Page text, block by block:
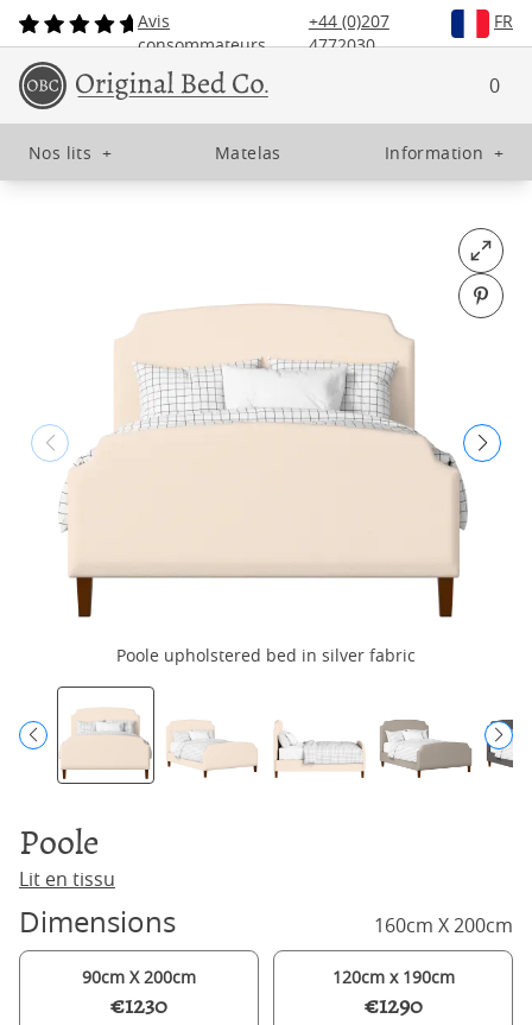
Avis
consommateurs
+44 (0)207
4772030
FR
0
Nos lits + Matelas Information +
Open
Pin
Poole upholstered bed in silver fabric
Poole
Lit en tissu
Dimensions 160cm X 200cm
90cm X 200cm
€1230
120cm x 190cm
€1290